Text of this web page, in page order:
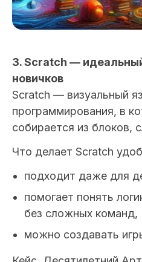
3. Scratch —
новичков
Scratch — визуальный
программирования, в
собирается из блоков,
Что делает Scratch
подходит даже для
помогает понять
без сложных команд,
можно создавать